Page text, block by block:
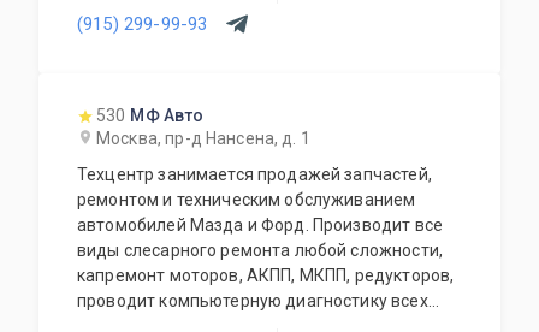
(915) 299-99-93
530 МФ Авто
Москва, пр-д Нансена, д. 1
Техцентр занимается продажей запчастей,
ремонтом и техническим обслуживанием
автомобилей Мазда и Форд. Производит все
виды слесарного ремонта любой сложности,
капремонт моторов, АКПП, МКПП, редукторов,
проводит компьютерную диагностику всех